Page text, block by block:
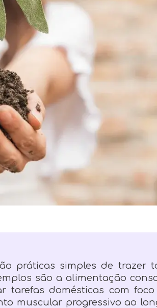
práticas simples de trazer
são a alimentação
tarefas domésticas com
muscular progressivo ao